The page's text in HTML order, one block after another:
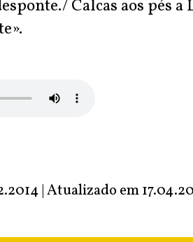
Calcas aos pés
| Atualizado em